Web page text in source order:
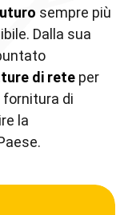
sempre più
Dalla sua
di rete per
di
la